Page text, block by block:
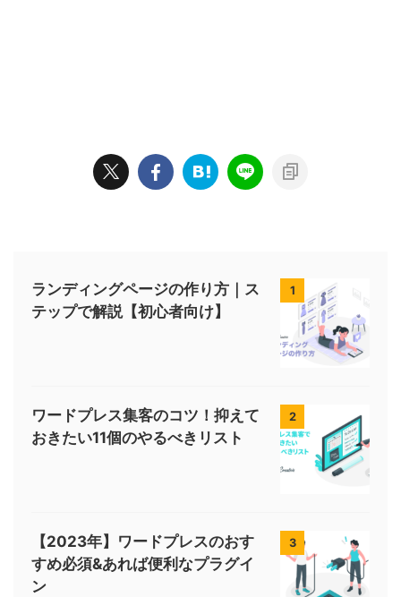
1
ランディングページの作り方｜ス
テップで解説【初心者向け】
2
ワードプレス集客のコツ！抑えて
おきたい11個のやるべきリスト
3
【2023年】ワードプレスのおす
すめ必須&あれば便利なプラグイ
ン